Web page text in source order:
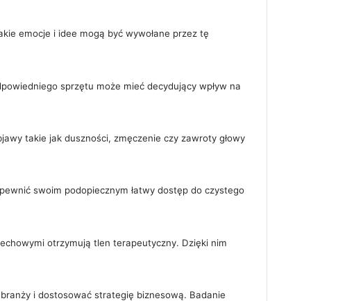
emocje i idee mogą być wywołane przez tę
sprzętu może mieć decydujący wpływ na
takie jak duszności, zmęczenie czy zawroty głowy
swoim podopiecznym łatwy dostęp do czystego
otrzymują tlen terapeutyczny. Dzięki nim
i dostosować strategię biznesową. Badanie